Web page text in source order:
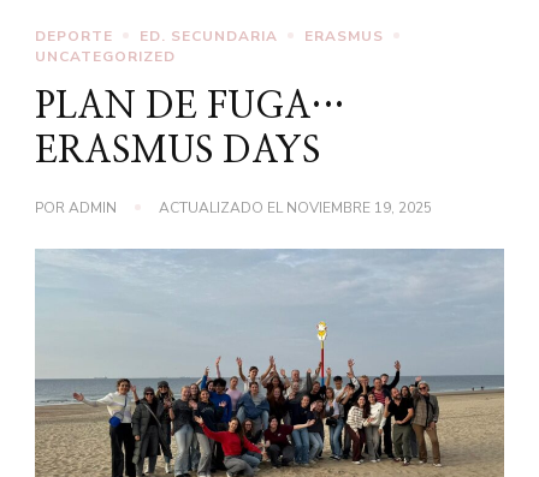
DEPORTE ED. SECUNDARIA
ERASMUS
UNCATEGORIZED
PLAN DE FUGA…
ERASMUS DAYS
PORADMIN ACTUALIZADO ELNOVIEMBRE 19, 2025